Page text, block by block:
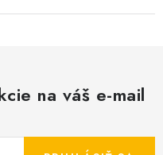
na váš e-mail